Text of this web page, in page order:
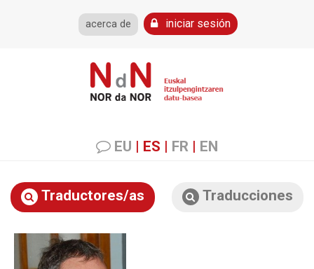
acerca de iniciar sesión
EU | ES | FR | EN
Traductores/as Traducciones